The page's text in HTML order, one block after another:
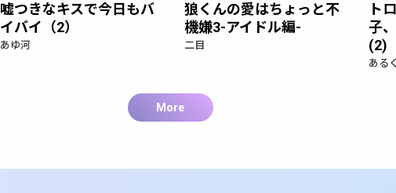
嘘つきなキスで今日もバ
イバイ（2）
あゆ河
狼くんの愛はちょっと不
機嫌3-アイドル編-
二目
ト
子
(2)
ある
More